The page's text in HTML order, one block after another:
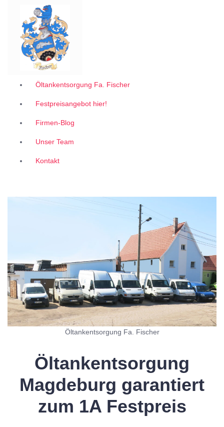
Garantiert zum 1A Festpreis
Öltankentsorgung Fa. Fischer
Festpreisangebot hier!
Firmen-Blog
Unser Team
Kontakt
Öltankentsorgung Fa. Fischer
Öltankentsorgung
Magdeburg garantiert
zum 1A Festpreis